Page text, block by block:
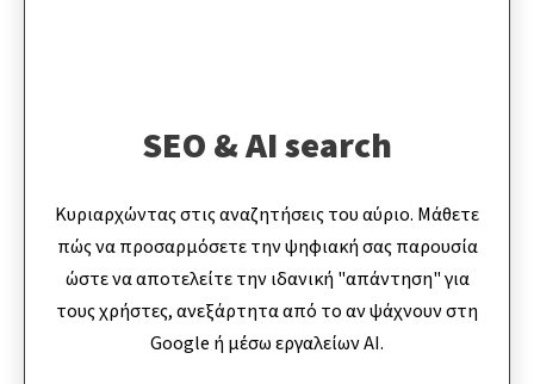
SEO & AI search
Κυριαρχώντας στις αναζητήσεις του αύριο. Μάθετε
πώς να προσαρμόσετε την ψηφιακή σας παρουσία
ώστε να αποτελείτε την ιδανική "απάντηση" για
τους χρήστες, ανεξάρτητα από το αν ψάχνουν στη
Google ή μέσω εργαλείων AI.